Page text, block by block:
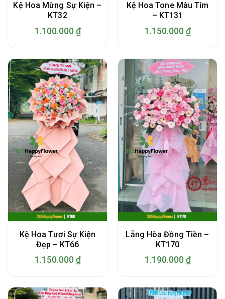
Kệ Hoa Mừng Sự Kiện –
KT32
1.100.000 ₫
Kệ Hoa Tone Màu Tím
– KT131
1.150.000 ₫
Kệ Hoa Tươi Sự Kiện
Đẹp – KT66
1.150.000 ₫
Lẵng Hòa Đồng Tiền –
KT170
1.190.000 ₫